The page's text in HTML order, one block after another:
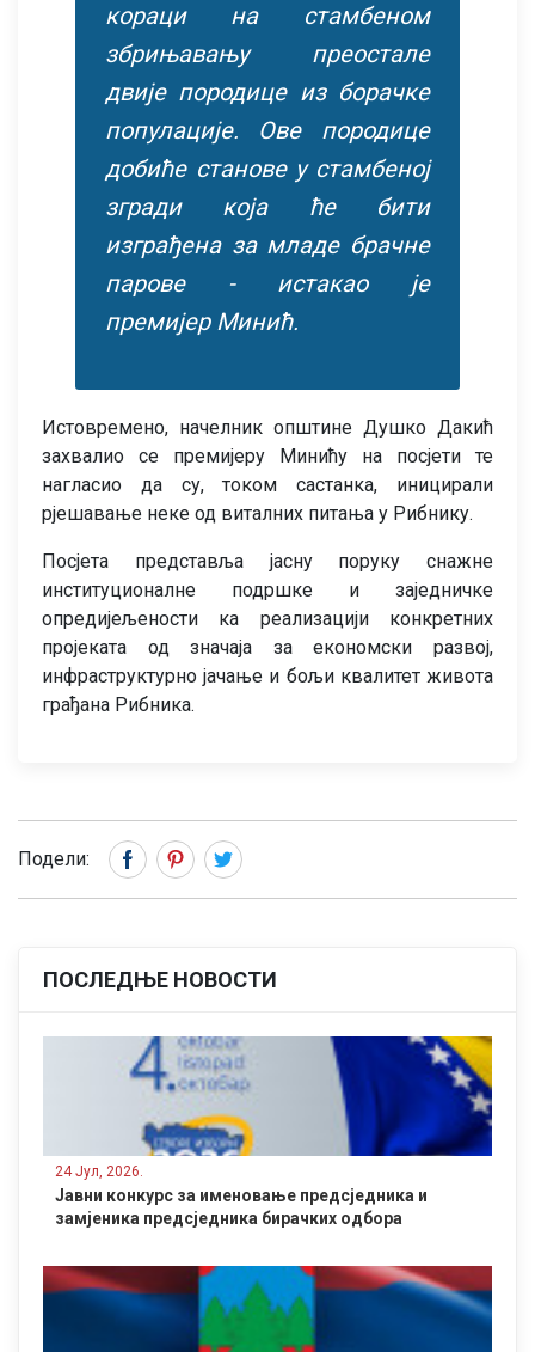
кораци на стамбеном
збрињавању преостале
двије породице из борачке
популације. Ове породице
добиће станове у стамбеној
згради која ће бити
изграђена за младе брачне
парове - истакао је
премијер Минић.
Истовремено, начелник општине Душко Дакић
захвалио се премијеру Минићу на посјети те
нагласио да су, током састанка, иницирали
рјешавање неке од виталних питања у Рибнику.
Посјета представља јасну поруку снажне
институционалне подршке и заједничке
опредијељености ка реализацији конкретних
пројеката од значаја за економски развој,
инфраструктурно јачање и бољи квалитет живота
грађана Рибника.
Подели:
ПОСЛЕДЊЕ НОВОСТИ
24 Јул, 2026.
Јавни конкурс за именовање предсједника и
замјеника предсједника бирачких одбора